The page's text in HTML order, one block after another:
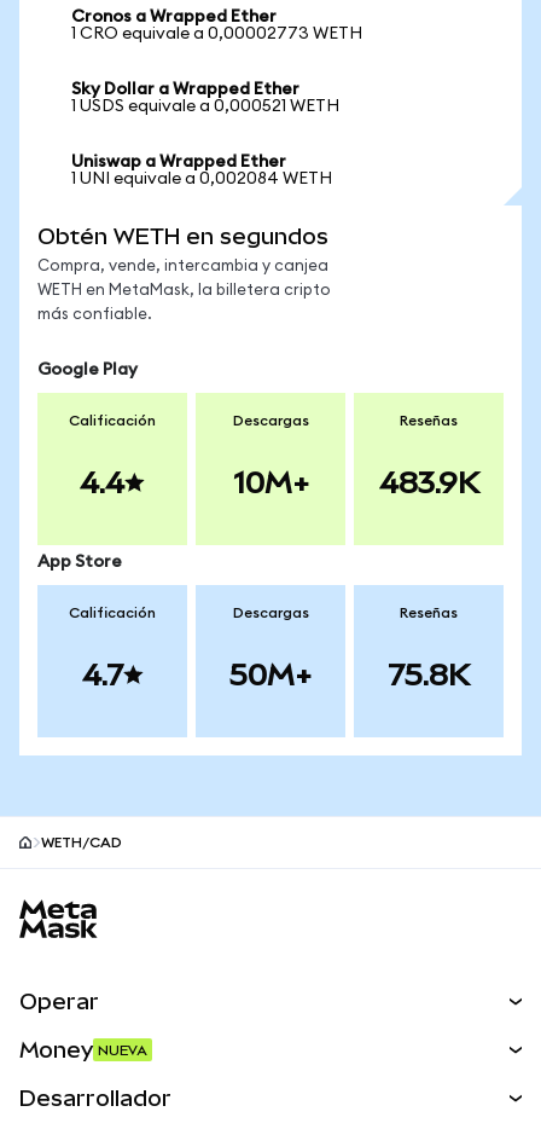
Cronos a Wrapped Ether
1 CRO equivale a 0,00002773 WETH
Sky Dollar a Wrapped Ether
1 USDS equivale a 0,000521 WETH
Uniswap a Wrapped Ether
1 UNI equivale a 0,002084 WETH
Obtén WETH en segundos
Compra, vende, intercambia y canjea
WETH en MetaMask, la billetera cripto
más confiable.
Google Play
Calificación
4.4
Descargas
10M+
Reseñas
483.9K
App Store
Calificación
4.7
Descargas
50M+
Reseñas
75.8K
WETH/CAD
Operar
Money NUEVA
Desarrollador